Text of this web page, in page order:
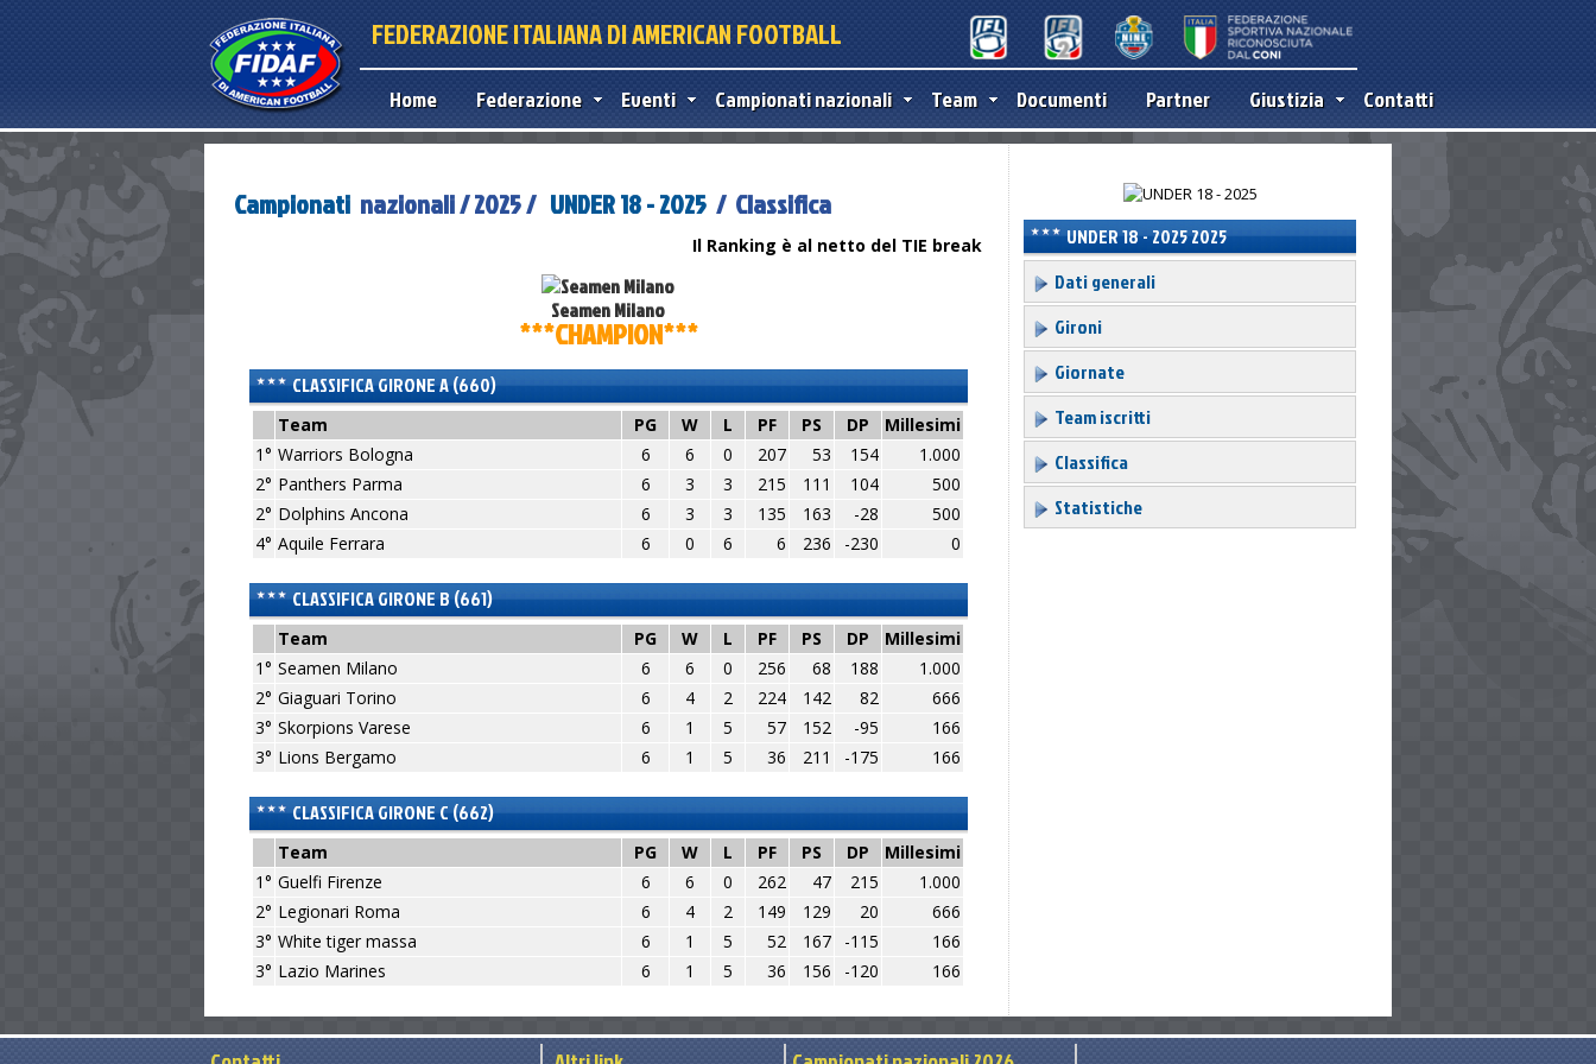
FEDERAZIONE ITALIANA DI AMERICAN FOOTBALL
Home Federazione Eventi Campionati nazionali Team Documenti Partner Giustizia Contatti
Campionati nazionali / 2025 / UNDER 18 - 2025 / Classifica
Il Ranking è al netto del TIE break
Seamen Milano
***CHAMPION***
CLASSIFICA GIRONE A (660)
Team PG W L PF PS DP
Millesimi
1° Warriors Bologna 6 6 0 207 53 154
1.000
2° Panthers Parma 6 3 3 215 111 104
500
2° Dolphins Ancona 6 3 3 135 163 -28
500
4° Aquile Ferrara 6 0 6 6 236 -230 0
CLASSIFICA GIRONE B (661)
Team PG W L PF PS DP
Millesimi
1° Seamen Milano 6 6 0 256 68 188
1.000
2° Giaguari Torino 6 4 2 224 142 82
666
3° Skorpions Varese 6 1 5 57 152 -95
166
3° Lions Bergamo 6 1 5 36 211 -175 166
CLASSIFICA GIRONE C (662)
Team PG W L PF PS DP
Millesimi
1° Guelfi Firenze 6 6 0 262 47 215
1.000
2° Legionari Roma 6 4 2 149 129 20
666
3° White tiger massa 6 1 5 52 167 -115
166
3° Lazio Marines 6 1 5 36 156 -120 166
UNDER 18 - 2025 2025
Dati generali
Gironi
Giornate
Team iscritti
Classifica
Statistiche